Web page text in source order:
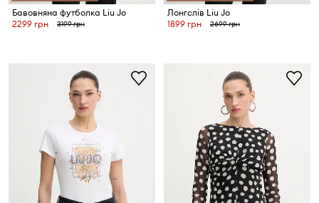
Бавовняна футболка Liu Jo
2299 грн
3199 грн
Лонгслів Liu Jo
1899 грн
2699 грн